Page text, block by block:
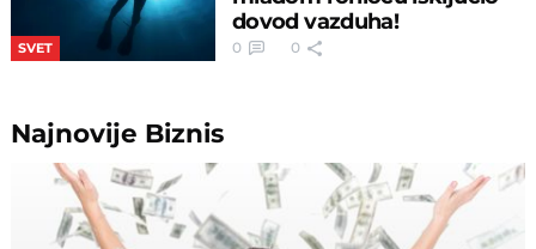
SVET
dovod vazduha!
0 0
Najnovije Biznis